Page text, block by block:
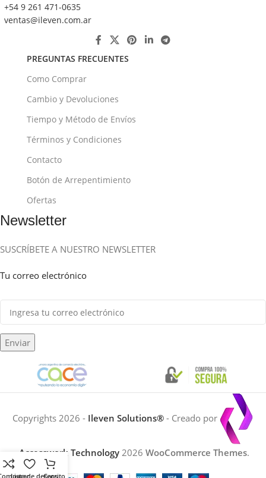
+54 9 261 471-0635
ventas@ileven.com.ar
PREGUNTAS FRECUENTES
Como Comprar
Cambio y Devoluciones
Tiempo y Método de Envíos
Términos y Condiciones
Contacto
Botón de Arrepentimiento
Ofertas
Newsletter
SUSCRÍBETE A NUESTRO NEWSLETTER
Tu correo electrónico
Enviar
Copyrights 2026 - Ileven Solutions®- Creado por
Accesswork Technology 2026 WooCommerce Themes.
Lista de deseos
Carrito